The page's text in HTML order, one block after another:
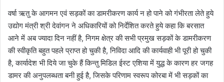
वर्षा ऋतु के आगमन एवं सड़कों का डामरीकरण कार्य न हो पाने को गंभीरता लेते हुये
उद्योग मंत्री श्री देवांगन ने अधिकारियों को निर्देशित करते हुये कहा कि बरसात
आने में अब ज्यादा दिन नहीं है, निगम क्षेत्र की सभी प्रमुख सड़कों के डामरीकरण
की स्वीकृति बहुत पहले प्राप्त हो चुकी है, निविदा आदि की कार्यवाही भी पूरी हो चुकी
है, कार्यादेश भी दिये जा चुके हैं किन्तु मिडिल ईस्ट एशिया में युद्ध के कारण हर जगह
डामर की अनुपलब्धता बनी हुई है, जिसके परिणाम स्वरूप कोरबा में भी सड़कों का